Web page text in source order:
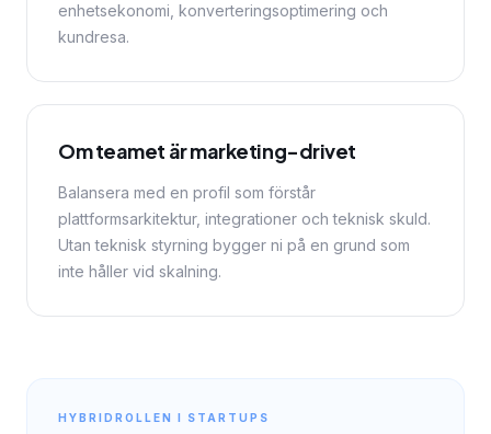
enhetsekonomi, konverteringsoptimering och
kundresa.
Om teamet är marketing-drivet
Balansera med en profil som förstår
plattformsarkitektur, integrationer och teknisk skuld.
Utan teknisk styrning bygger ni på en grund som
inte håller vid skalning.
HYBRIDROLLEN I STARTUPS